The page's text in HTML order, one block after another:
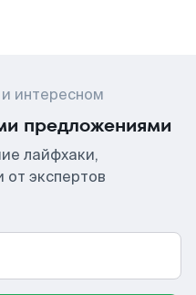
интересном
предложениями
лайфхаки,
экспертов